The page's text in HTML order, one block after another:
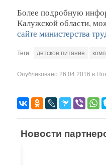
Более подробную
Калужской области,
сайте министерства
Теги: детское питание
Опубликовано 26.04.2016 в
Новости